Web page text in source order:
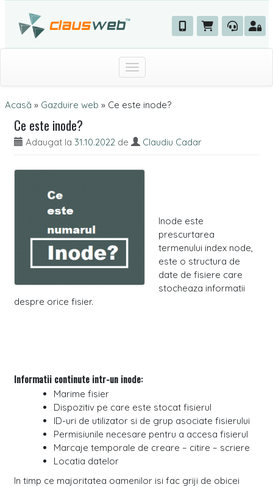
Toggle navigation
Acasă » Gazduire web » Ce este inode?
Ce este inode?
Adaugat la 31.10.2022de Claudiu Cadar
Inode este
prescurtarea
termenului index node,
este o structura de
date de fisiere care
stocheaza informatii
despre orice fisier.
Informatii continute intr-un inode:
Marime fisier
Dispozitiv pe care este stocat fisierul
ID-uri de utilizator si de grup asociate fisierului
Permisiunile necesare pentru a accesa fisierul
Marcaje temporale de creare – citire – scriere
Locatia datelor
In timp ce majoritatea oamenilor isi fac griji de obicei